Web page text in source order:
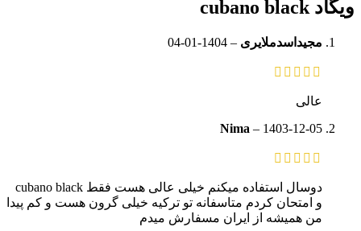
ویگاد cubano black
مجیداسدملایری –
1404-01-04
عالی
Nima – 1403-12-05
دوسال استفاده میکنم خیلی عالی هست فقط cubano black
و امتحان کردم متاسفانه تو ترکیه خیلی گرون هست و کم پیدا
من همیشه از ایران مسفارش میدم